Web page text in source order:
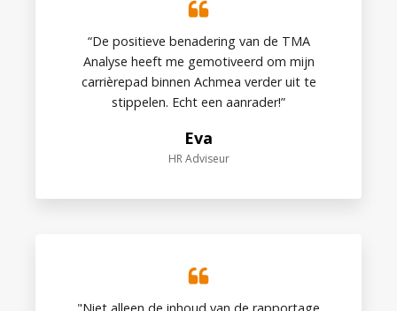
“De positieve benadering van de TMA
Analyse heeft me gemotiveerd om mijn
carrièrepad binnen Achmea verder uit te
stippelen. Echt een aanrader!”
Eva
HR Adviseur